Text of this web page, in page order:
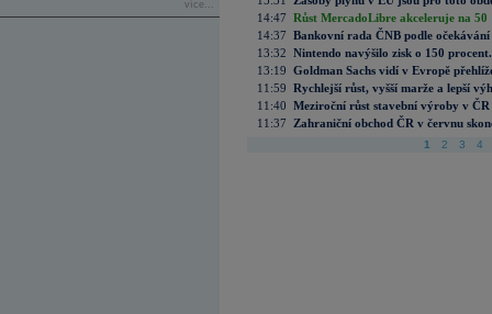
více...
14:47 Růst MercadoLibre akceleruje na
14:37 Bankovní rada ČNB podle
13:32 Nintendo navýšilo zisk o 150
13:19 Goldman Sachs vidí v Evropě
11:59 Rychlejší růst, vyšší marže a lepší
11:40 Meziroční růst stavební výroby v
11:37
Zahraniční obchod ČR v červnu
1 2 3 4